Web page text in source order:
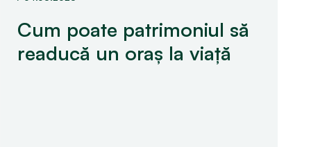
Cum poate patrimoniul să
readucă un oraș la viață